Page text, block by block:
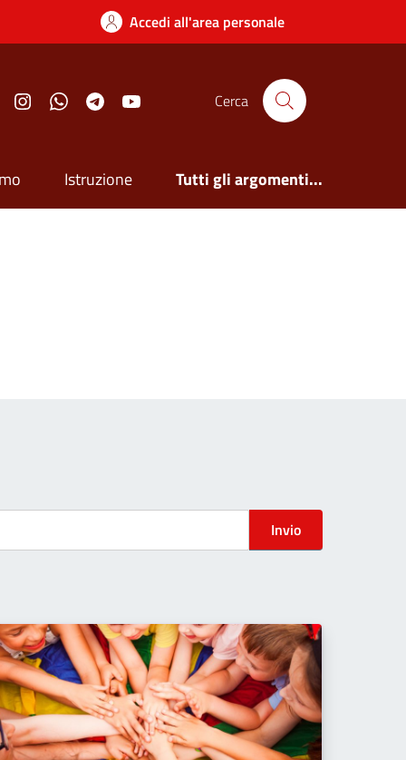
Accedi all'area personale
FacebookInstagramWhatsappTelegram Cerca
Istruzione Tutti gli argomenti...
Invio